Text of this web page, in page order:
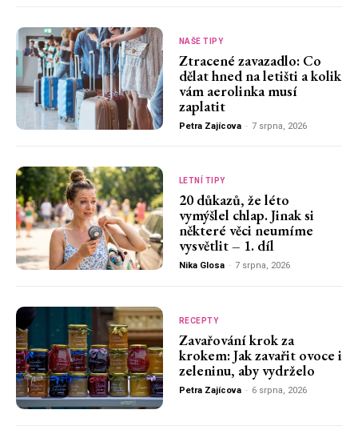
NAŠE TIPY
Ztracené zavazadlo: Co
dělat hned na letišti a kolik
vám aerolinka musí
zaplatit
Petra Zajícova - 7 srpna, 2026
LETNÍ TIPY
20 důkazů, že léto
vymýšlel chlap. Jinak si
některé věci neumíme
vysvětlit – 1. díl
Nika Glosa - 7 srpna, 2026
RECEPTY
Zavařování krok za
krokem: Jak zavařit ovoce i
zeleninu, aby vydrželo
Petra Zajícova - 6 srpna, 2026